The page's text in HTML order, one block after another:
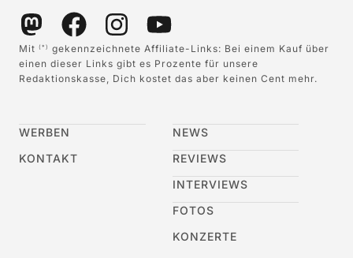
Mit (*)
gekennzeichnete Affiliate-Links: Bei einem Kauf über
einen dieser Links gibt es Prozente für unsere
Redaktionskasse, Dich kostet das aber keinen Cent mehr.
WERBEN
KONTAKT
NEWS
REVIEWS
INTERVIEWS
FOTOS
KONZERTE